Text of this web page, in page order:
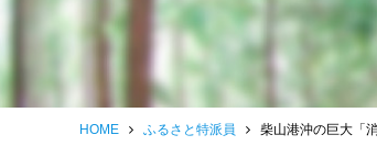
HOME ふるさと特派員 柴山港沖の巨大「消